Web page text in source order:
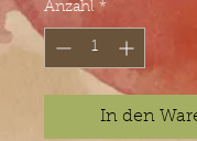
Anzahl *
In den